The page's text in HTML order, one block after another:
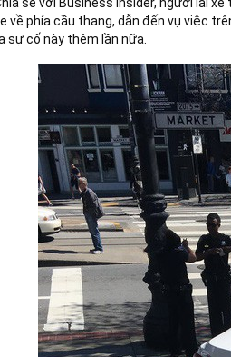
Đến khoảng 3 giờ chiều, chiếc Camry
xảy ra vụ việc, trên xe có một tài xế và
ngoài và không có ai bị thương. Quá